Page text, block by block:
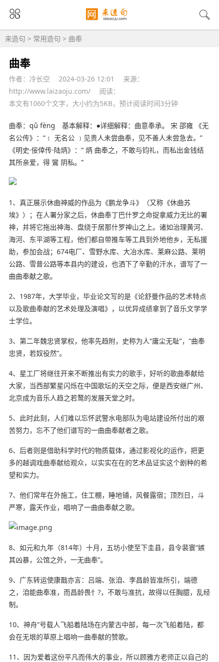
来造句 > 常用造句 > 曲奉
曲奉
作者：冷长空 2024-03-26 12:01
来源：
http://www.laizaoju.com/
阅读：
本文有1060个文字，大小约为5KB，预计阅读时间3分钟
曲奉：qǔ fèng 基本解释：●详细解释：曲意奉承。 宋 邵雍 《无
名公传》：“﹝ 无名公 ﹞见贵人未尝曲奉，见不善人未尝急去。”
《明史·佞倖传·陆炳》：“ 炳 曲奉之，不敢与钧礼，而私出金钱结
其所亲爱，得 鸞 阴私。”
1、真正展示休曲神威的作品为《鹏龙争斗》（又称《休曲苏
埃》）；在人署分家之后，休曲奉丁巴什罗之命捉拿威力无比的署
神，并将它拖出神海、盘绕于居那什罗神山之上。诸如治理黄河、
海河、东平湖等工程，他们都自带推车等工具到外地他乡，无私援
助，参加会战；674电厂、雪野水库、大冶水库、莱麻公路、莱明
公路、雪普公路等本县内的建设，也洒下了辛勤的汗水，谱写了一
曲曲奉献之歌。
2、1987年，大学毕业，毕业论文写的是《论舒曼作品的艺术特点
以及歌曲奉献的艺术处理及演唱》，以优异成绩拿到了音乐文学学
士学位。
3、第二年魏忠贤掌权，他率先趋附，史称为人“庸尘无耻”，“曲奉
忠贤，若奴役然”。
4、星工厂将继往开来不断推出有实力的歌手，好听的歌曲奉献给
大家，当西部繁星闪烁在中国歌坛的天空之际，便是西安继广州、
北京成为音乐人趋之若鹜的发展天堂之时。
5、此时此刻，人们难以忘怀武警水电部队为电站建设所付出的艰
苦努力，忘不了他们谱写的一曲曲奉献者之歌。
6、后者则是借助科学时代的物质载体，通过影视化的运作，把更
多的越调戏曲奉献给观众，以实实在在的艺术品证实这个剧种的希
望和实力。
7、他们常年在外施工，住工棚，睡地铺，风餐露宿；顶烈日，斗
严寒，露天作业，唱响了一曲曲奉献之歌。
8、如元和九年（814年）十月，五坊小使至下圭县，县令裴寰“嫉
其凶暴，公馆之外，一无曲奉”。
9、广东转运使康戬亦言：吕端、张洎、李昌龄皆准所引，端德
之，洎能曲奉准，而昌龄畏忄?，不敢与准抗，故得以任胸臆，乱经
制。
10、神舟”号载人飞船着陆场在内蒙古中部，每一次飞船着陆，都
会在无垠的草原上唱响一曲奉献的赞歌。
11、因为爱着这份平凡而伟大的事业，所以顾雅方老师正以自己的